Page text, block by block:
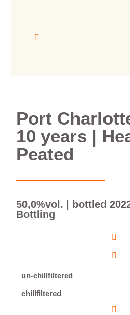
Port
10 years |
Peated
50,0%vol. | bottled
Bottling
un-chillfiltered
chillfiltered